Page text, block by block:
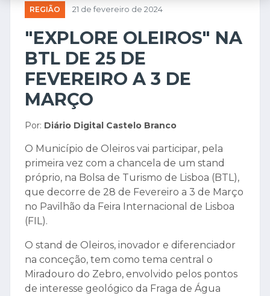
REGIÃO 21 de fevereiro de 2024
"EXPLORE OLEIROS" NA
BTL DE 25 DE
FEVEREIRO A 3 DE
MARÇO
Por: Diário Digital Castelo Branco
O Município de Oleiros vai participar, pela
primeira vez com a chancela de um stand
próprio, na Bolsa de Turismo de Lisboa (BTL),
que decorre de 28 de Fevereiro a 3 de Março
no Pavilhão da Feira Internacional de Lisboa
(FIL).
O stand de Oleiros, inovador e diferenciador
na conceção, tem como tema central o
Miradouro do Zebro, envolvido pelos pontos
de interesse geológico da Fraga de Água